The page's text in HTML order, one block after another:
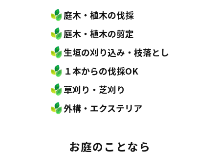
庭木・植木の伐採
庭木・植木の剪定
生垣の刈り込み・枝落とし
１本からの伐採OK
草刈り・芝刈り
外構・エクステリア
お庭のことなら